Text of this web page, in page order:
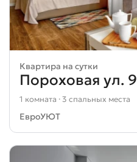
Квартира на сутки
Пороховая ул. 9
1 комната · 3 спальных места
ЕвроУЮТ